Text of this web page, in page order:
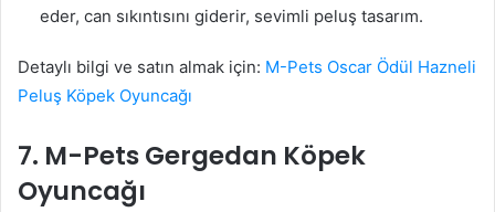
eder, can sıkıntısını giderir, sevimli peluş tasarım.
Detaylı bilgi ve satın almak için: M-Pets Oscar Ödül Hazneli
Peluş Köpek Oyuncağı
7. M-Pets Gergedan Köpek
Oyuncağı